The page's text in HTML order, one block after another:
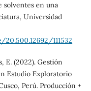
solventes en una
Universidad
111532
E. (2022). Gestión
Estudio Exploratorio
Perú. Producción +